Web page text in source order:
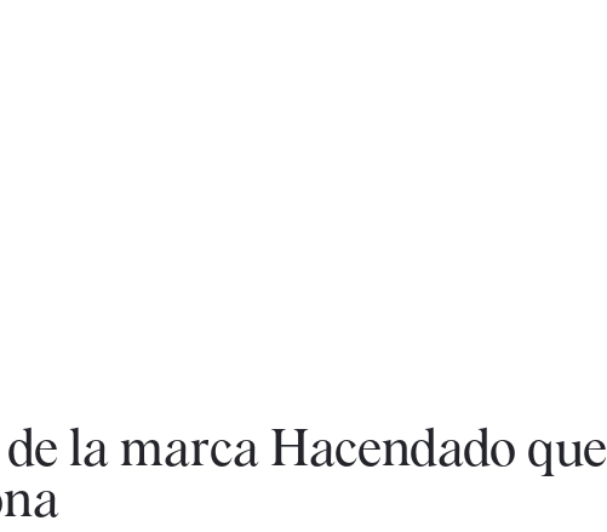
la marca Hacendado que